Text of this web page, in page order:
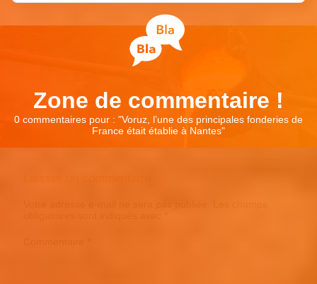
Zone de commentaire !
0 commentaires pour : "Voruz, l’une des principales fonderies de
France était établie à Nantes"